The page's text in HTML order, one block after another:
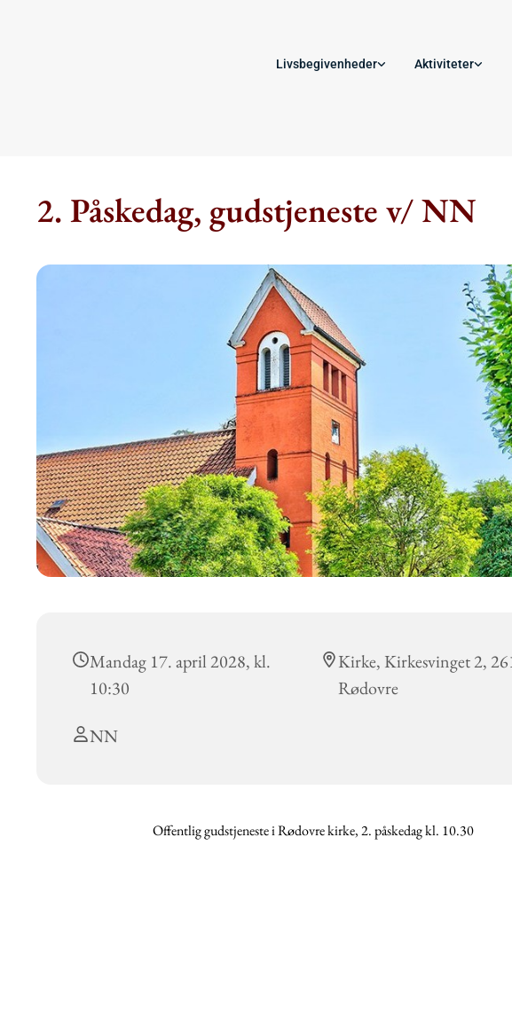
Livsbegivenheder Aktiviteter
2. Påskedag, gudstjeneste v/ NN
Mandag 17. april 2028, kl.
10:30
Kirke, Kirkesvinget 2,
Rødovre
NN
Offentlig gudstjeneste i Rødovre kirke, 2. påskedag kl. 10.30